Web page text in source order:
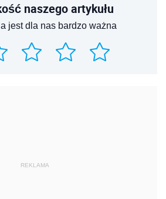
naszego artykułu
jest dla nas bardzo ważna
REKLAMA